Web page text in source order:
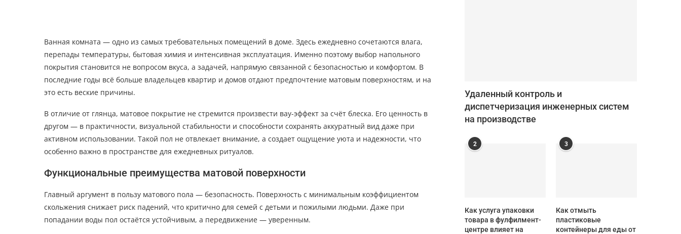
Ванная комната — одно из самых требовательных помещений в доме. Здесь ежедневно сочетаются влага,
перепады температуры, бытовая химия и интенсивная эксплуатация. Именно поэтому выбор напольного
покрытия становится не вопросом вкуса, а задачей, напрямую связанной с безопасностью и комфортом. В
последние годы всё больше владельцев квартир и домов отдают предпочтение матовым поверхностям, и на
это есть веские причины.
В отличие от глянца, матовое покрытие не стремится произвести вау-эффект за счёт блеска. Его ценность в
другом — в практичности, визуальной стабильности и способности сохранять аккуратный вид даже при
активном использовании. Такой пол не отвлекает внимание, а создает ощущение уюта и надежности, что
особенно важно в пространстве для ежедневных ритуалов.
Функциональные преимущества матовой поверхности
Главный аргумент в пользу матового пола — безопасность. Поверхность с минимальным коэффициентом
скольжения снижает риск падений, что критично для семей с детьми и пожилыми людьми. Даже при
попадании воды пол остаётся устойчивым, а передвижение — уверенным.
Удаленный контроль и
диспетчеризация инженерных систем
на производстве
2
Как услуга упаковки
товара в фулфилмент-
центре влияет на
3
Как отмыть
пластиковые
контейнеры для еды от